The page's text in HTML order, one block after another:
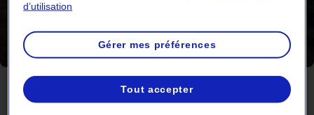
d’utilisation
Gérer mes préférences
Tout accepter